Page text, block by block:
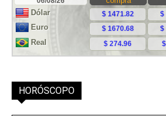
HORÓSCOPO